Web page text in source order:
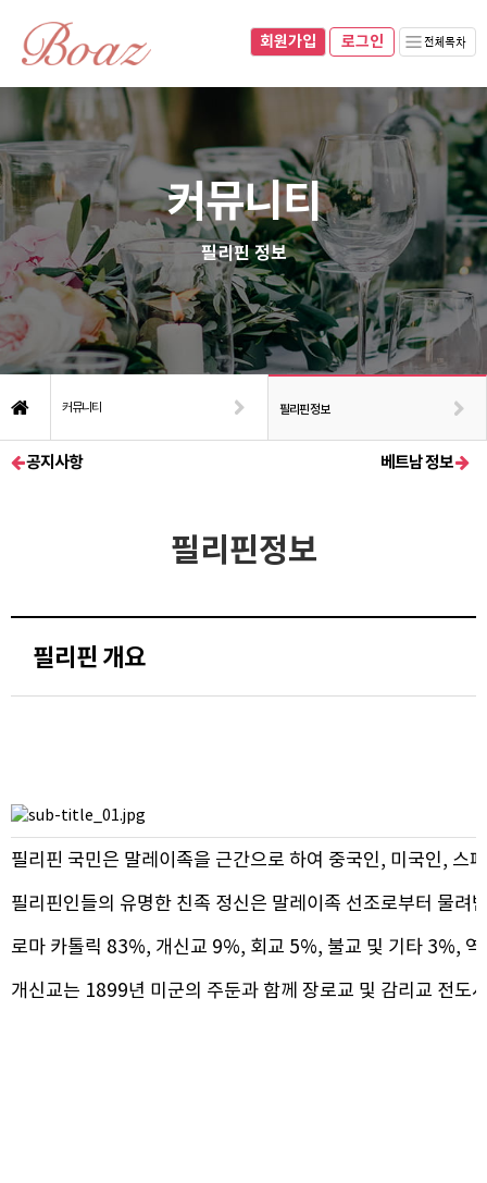
070-8281-0493
네이버블로그
로그인
회원가입 로그인
커뮤니티
필리핀 정보
커뮤니티 필리핀 정보
공지사항 베트남 정보
필리핀정보
필리핀 개요
필리핀 국민은 말레이족을 근간으로 하여 중국인, 미국인, 스
필리핀인들의 유명한 친족 정신은 말레이족 선조로부터 물
로마 카톨릭 83%, 개신교 9%, 회교 5%, 불교 및 기타 3%,
개신교는 1899년 미군의 주둔과 함께 장로교 및 감리교 전